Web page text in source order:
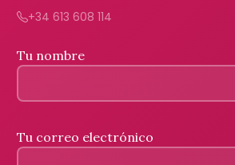
+34 613 608 114
Tu nombre
Tu correo electrónico